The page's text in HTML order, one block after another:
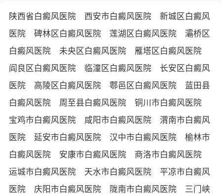
陕西省白癜风医院 西安市白癜风医院
新城区白癜风
医院
碑林区白癜风医院 莲湖区白癜风医院
灞桥区
白癜风医院
未央区白癜风医院
雁塔区白癜风医院
阎良区白癜风医院
临潼区白癜风医院
长安区白癜风
医院
高陵区白癜风医院 鄠邑区白癜风医院
蓝田县
白癜风医院
周至县白癜风医院
铜川市白癜风医院
宝鸡市白癜风医院
咸阳市白癜风医院
渭南市白癜风
医院
延安市白癜风医院 汉中市白癜风医院
榆林市
白癜风医院
安康市白癜风医院
商洛市白癜风医院
运城市白癜风医院
天水市白癜风医院
平凉市白癜风
医院
庆阳市白癜风医院 陇南市白癜风医院 三门峡